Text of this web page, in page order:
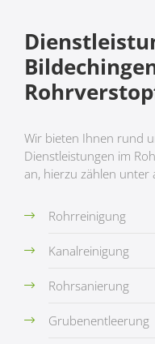
Wir bieten Ihnen rund
Dienstleistungen im
an, hierzu zählen unter
Rohrreinigung
Kanalreinigung
Rohrsanierung
Grubenentleerung